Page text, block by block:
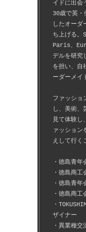
イドに出会
30歳で英・
したオーダ
ち上げる
Paris、
デルを研究
を担い、自
ーダーメイ
ファッショ
し、美術、
見て体験し
ァッション
えして行く
・徳島青
・徳島商
・徳島青
・徳島商
・
ザイナー
・異業種